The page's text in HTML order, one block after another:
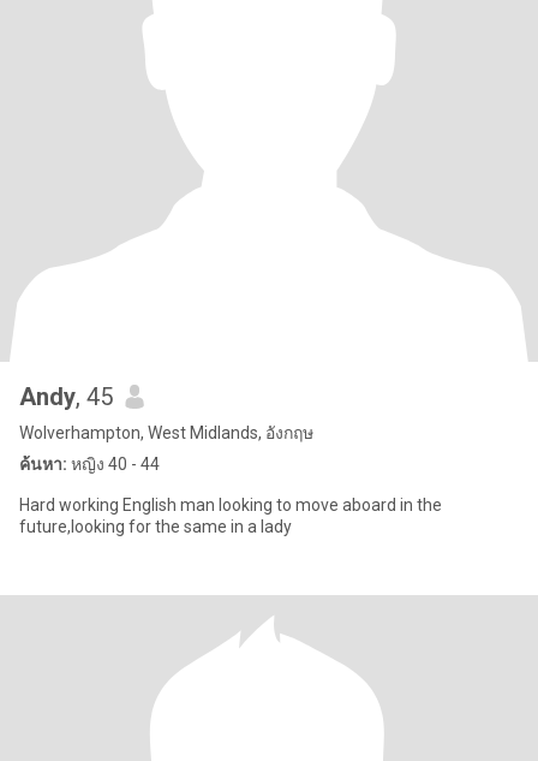
Andy, 45
Wolverhampton, West Midlands, อังกฤษ
ค้นหา: หญิง 40 - 44
Hard working English man looking to move aboard in the
future,looking for the same in a lady